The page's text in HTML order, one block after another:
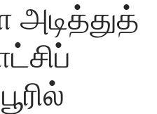
அடித்துத்